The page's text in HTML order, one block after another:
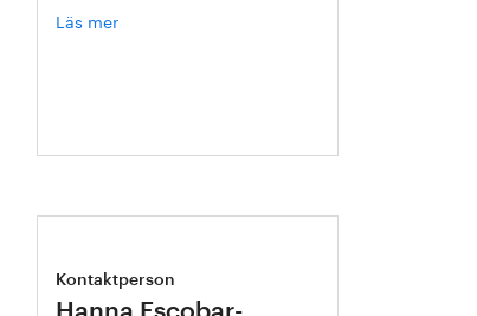
Läs mer
Kontaktperson